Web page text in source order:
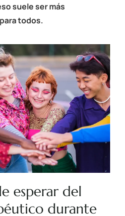
suele ser más
todos.
esperar del
durante